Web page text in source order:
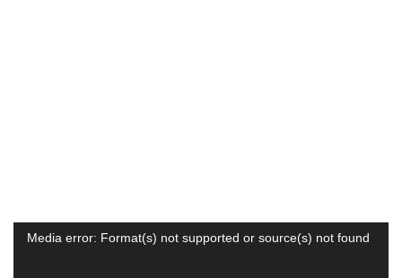
Trình
Media error: Format(s) not supported or source(s) not found